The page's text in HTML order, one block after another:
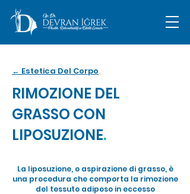
← Estetica Del Corpo
RIMOZIONE DEL
GRASSO CON
LIPOSUZIONE.
La liposuzione, o aspirazione di grasso, è
una procedura che comporta la rimozione
del tessuto adiposo in eccesso